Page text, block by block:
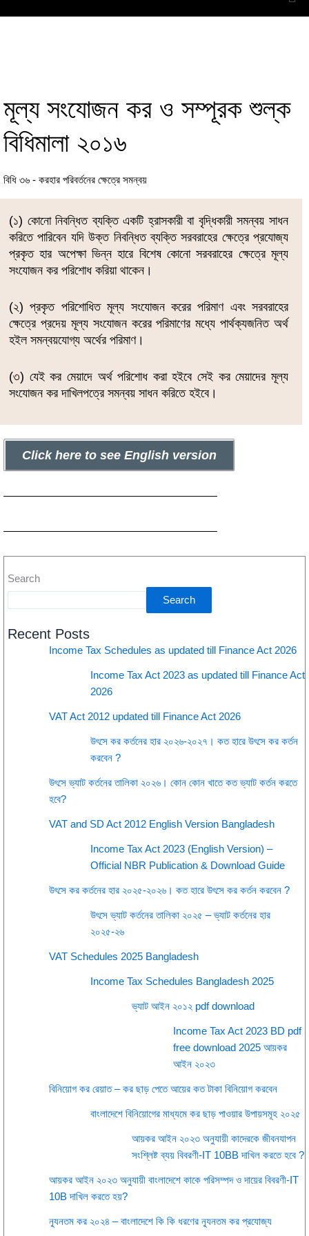
মূল্য সংযোজন কর ও সম্পূরক শুল্ক
বিধিমালা ২০১৬
বিধি ৩৬ - করহার পরিবর্তনের ক্ষেত্রে সমন্বয়
(১) কোনো নিবন্ধিত ব্যক্তি একটি হ্রাসকারী বা বৃদ্ধিকারী সমন্বয় সাধন
করিতে পারিবেন যদি উক্ত নিবন্ধিত ব্যক্তি সরবরাহের ক্ষেত্রে প্রযোজ্য
প্রকৃত হার অপেক্ষা ভিন্ন হারে বিশেষ কোনো সরবরাহের ক্ষেত্রে মূল্য
সংযোজন কর পরিশোধ করিয়া থাকেন।
(২) প্রকৃত পরিশোধিত মূল্য সংযোজন করের পরিমাণ এবং সরবরাহের
ক্ষেত্রে প্রদেয় মূল্য সংযোজন করের পরিমাণের মধ্যে পার্থক্যজনিত অর্থ
হইল সমন্বয়যোগ্য অর্থের পরিমাণ।
(৩) যেই কর মেয়াদে অর্থ পরিশোধ করা হইবে সেই কর মেয়াদের মূল্য
সংযোজন কর দাখিলপত্রে সমন্বয় সাধন করিতে হইবে।
Click here to see English version
Search
Search
Recent Posts
Income Tax Schedules as updated till Finance Act 2026
Income Tax Act 2023 as updated till Finance Act
2026
VAT Act 2012 updated till Finance Act 2026
উৎসে কর কর্তনের হার ২০২৬-২০২৭। কত হারে উৎসে কর কর্তন
করবেন ?
উৎসে ভ্যাট কর্তনের তালিকা ২০২৬। কোন কোন খাতে কত ভ্যাট কর্তন করতে
হবে?
VAT and SD Act 2012 English Version Bangladesh
Income Tax Act 2023 (English Version) –
Official NBR Publication & Download Guide
উৎসে কর কর্তনের হার ২০২৫-২০২৬। কত হারে উৎসে কর কর্তন করবেন ?
উৎসে ভ্যাট কর্তনের তালিকা ২০২৫ – ভ্যাট কর্তনের হার
২০২৫-২৬
VAT Schedules 2025 Bangladesh
Income Tax Schedules Bangladesh 2025
ভ্যাট আইন ২০১২ pdf download
Income Tax Act 2023 BD pdf
free download 2025 আয়কর
আইন ২০২৩
বিনিয়োগ কর রেয়াত – কর ছাড় পেতে আয়ের কত টাকা বিনিয়োগ করবেন
বাংলাদেশে বিনিয়োগের মাধ্যমে কর ছাড় পাওয়ার উপায়সমূহ ২০২৫
আয়কর আইন ২০২৩ অনুযায়ী কাদেরকে জীবনযাপন
সংশ্লিষ্ট ব্যয় বিবরণী-IT 10BB দাখিল করতে হবে ?
আয়কর আইন ২০২৩ অনুযায়ী বাংলাদেশে কাকে পরিসম্পদ ও দায়ের বিবরণী-IT
10B দাখিল করতে হয়?
ন্যূনতম কর ২০২৪ – বাংলাদেশে কি কি ধরণের ন্যূনতম কর প্রযোজ্য